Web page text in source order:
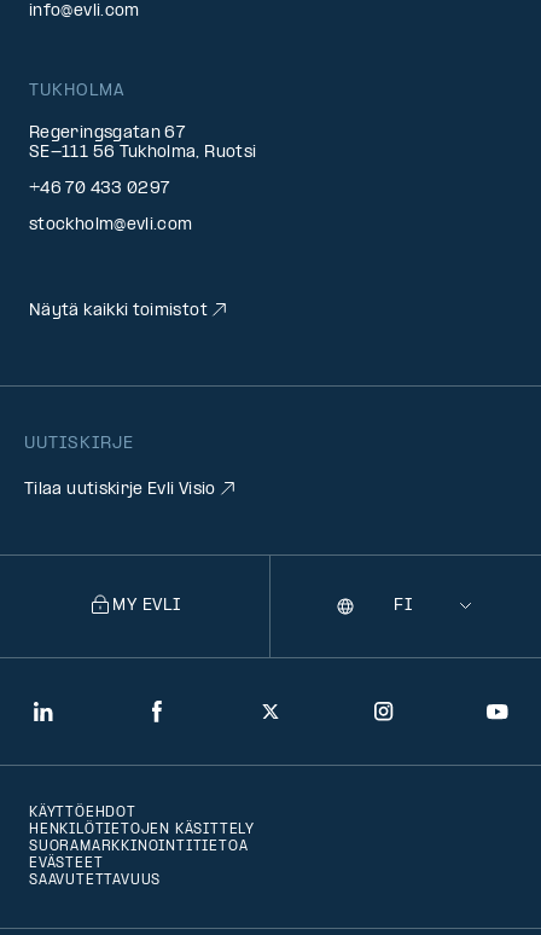
UUTISKIRJE
Tilaa uutiskirje Evli Visio
info@evli.com
TUKHOLMA
Regeringsgatan 67
SE-111 56 Tukholma, Ruotsi
+46 70 433 0297
stockholm@evli.com
Näytä kaikki toimistot
LinkedIn Facebook Twitter Instagram
MY EVLI
Selecting
the
Kieli
KÄYTTÖEHDOT
HENKILÖTIETOJEN KÄSITTELY
SUORAMARKKINOINTITIETOA
EVÄSTEET
SAAVUTETTAVUUS